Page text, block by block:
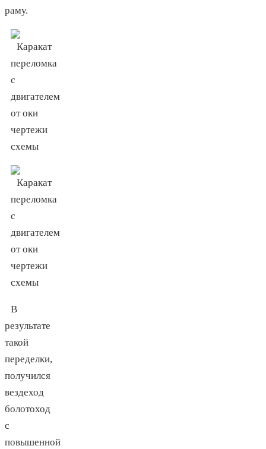
раму.
В
результате
такой
переделки,
получился
вездеход
болотоход
с
повышенной